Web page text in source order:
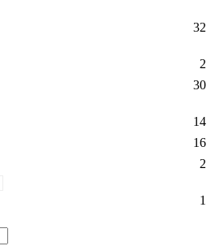
32
2
30
14
16
2
1